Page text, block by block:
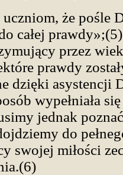
uczniom, że pośle
całej
przez
prawdy
dzięki asystencji
wypełniała
jednak
do
swojej miłości